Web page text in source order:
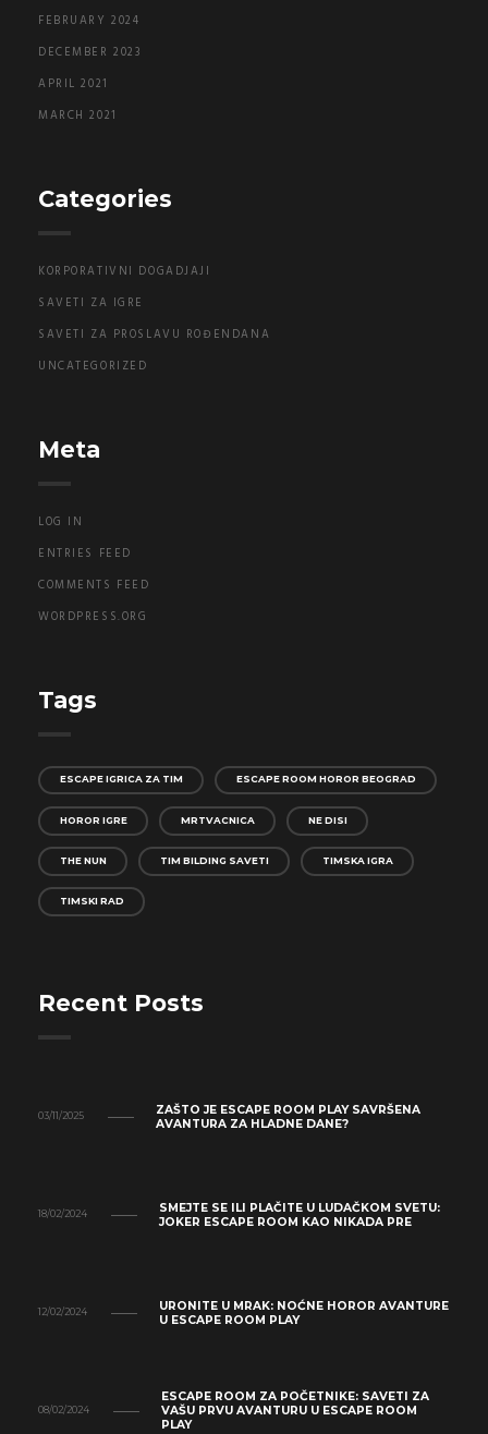
FEBRUARY 2024
DECEMBER 2023
APRIL 2021
MARCH 2021
Categories
KORPORATIVNI DOGADJAJI
SAVETI ZA IGRE
SAVETI ZA PROSLAVU ROĐENDANA
UNCATEGORIZED
Meta
LOG IN
ENTRIES FEED
COMMENTS FEED
WORDPRESS.ORG
Tags
ESCAPE IGRICA ZA TIM ESCAPE ROOM HOROR BEOGRAD
HOROR IGRE MRTVACNICA NE DISI
THE NUN TIM BILDING SAVETI TIMSKA IGRA
TIMSKI RAD
Recent Posts
03/11/2025
ZAŠTO JE ESCAPE ROOM PLAY SAVRŠENA
AVANTURA ZA HLADNE DANE?
18/02/2024
SMEJTE SE ILI PLAČITE U LUDAČKOM SVETU:
JOKER ESCAPE ROOM KAO NIKADA PRE
12/02/2024
URONITE U MRAK: NOĆNE HOROR AVANTURE
U ESCAPE ROOM PLAY
08/02/2024
ESCAPE ROOM ZA POČETNIKE: SAVETI ZA
VAŠU PRVU AVANTURU U ESCAPE ROOM
PLAY